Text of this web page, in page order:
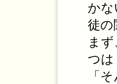
かな
徒の
ま
つ
「